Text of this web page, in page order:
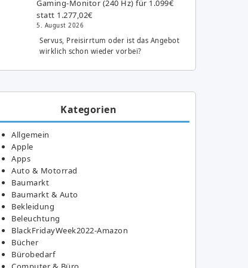
Gaming-Monitor (240 Hz) für 1.099€
statt 1.277,02€
5. August 2026
Servus, Preisirrtum oder ist das Angebot
wirklich schon wieder vorbei?
Kategorien
Allgemein
Apple
Apps
Auto & Motorrad
Baumarkt
Baumarkt & Auto
Bekleidung
Beleuchtung
BlackFridayWeek2022-Amazon
Bücher
Bürobedarf